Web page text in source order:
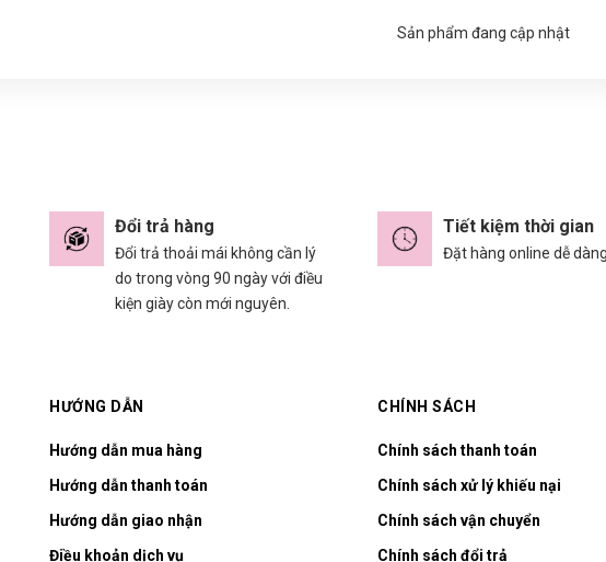
Sản phẩm đang cập nhật
Đổi trả hàng
Đổi trả thoải mái không cần lý
do trong vòng 90 ngày với điều
kiện giày còn mới nguyên.
Tiết kiệm thời gian
Đặt hàng online dễ
HƯỚNG DẪN
Hướng dẫn mua hàng
Hướng dẫn thanh toán
Hướng dẫn giao nhận
Điều khoản dịch vụ
CHÍNH SÁCH
Chính sách thanh toán
Chính sách xử lý khiếu nại
Chính sách vận chuyển
Chính sách đổi trả